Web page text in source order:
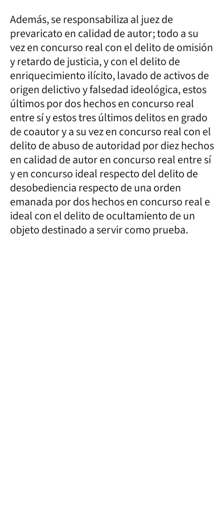
Además, se responsabiliza al juez de
prevaricato en calidad de autor; todo a su
vez en concurso real con el delito de omisión
y retardo de justicia, y con el delito de
enriquecimiento ilícito, lavado de activos de
origen delictivo y falsedad ideológica, estos
últimos por dos hechos en concurso real
entre sí y estos tres últimos delitos en grado
de coautor y a su vez en concurso real con el
delito de abuso de autoridad por diez hechos
en calidad de autor en concurso real entre sí
y en concurso ideal respecto del delito de
desobediencia respecto de una orden
emanada por dos hechos en concurso real e
ideal con el delito de ocultamiento de un
objeto destinado a servir como prueba.